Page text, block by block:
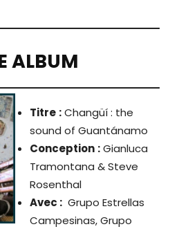
ALBUM
Titre :Changüí : the
sound of Guantánamo
Conception :Gianluca
Tramontana & Steve
Rosenthal
Avec : Grupo Estrellas
Campesinas, Grupo